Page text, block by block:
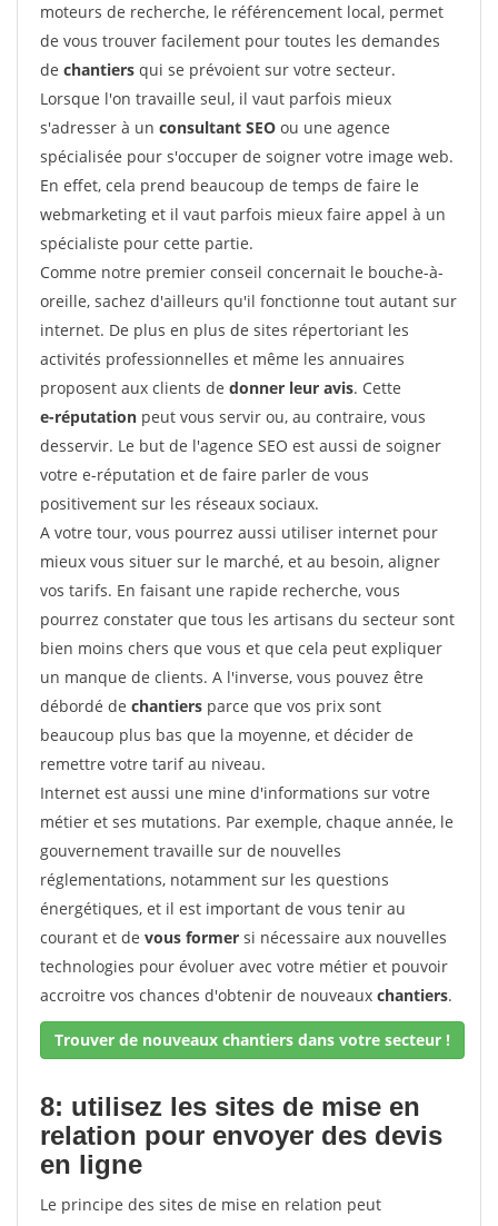
moteurs de recherche, le référencement local, permet
de vous trouver facilement pour toutes les demandes
de chantiers qui se prévoient sur votre secteur.
Lorsque l'on travaille seul, il vaut parfois mieux
s'adresser à un consultant SEO ou une agence
spécialisée pour s'occuper de soigner votre image web.
En effet, cela prend beaucoup de temps de faire le
webmarketing et il vaut parfois mieux faire appel à un
spécialiste pour cette partie.
Comme notre premier conseil concernait le bouche-à-
oreille, sachez d'ailleurs qu'il fonctionne tout autant sur
internet. De plus en plus de sites répertoriant les
activités professionnelles et même les annuaires
proposent aux clients de donner leur avis. Cette
e-réputation peut vous servir ou, au contraire, vous
desservir. Le but de l'agence SEO est aussi de soigner
votre e-réputation et de faire parler de vous
positivement sur les réseaux sociaux.
A votre tour, vous pourrez aussi utiliser internet pour
mieux vous situer sur le marché, et au besoin, aligner
vos tarifs. En faisant une rapide recherche, vous
pourrez constater que tous les artisans du secteur sont
bien moins chers que vous et que cela peut expliquer
un manque de clients. A l'inverse, vous pouvez être
débordé de chantiers parce que vos prix sont
beaucoup plus bas que la moyenne, et décider de
remettre votre tarif au niveau.
Internet est aussi une mine d'informations sur votre
métier et ses mutations. Par exemple, chaque année, le
gouvernement travaille sur de nouvelles
réglementations, notamment sur les questions
énergétiques, et il est important de vous tenir au
courant et de vous former si nécessaire aux nouvelles
technologies pour évoluer avec votre métier et pouvoir
accroitre vos chances d'obtenir de nouveaux chantiers.
Trouver de nouveaux chantiers dans votre secteur !
8: utilisez les sites de mise en
relation pour envoyer des devis
en ligne
Le principe des sites de mise en relation peut